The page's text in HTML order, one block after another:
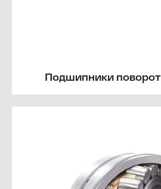
Подшипники